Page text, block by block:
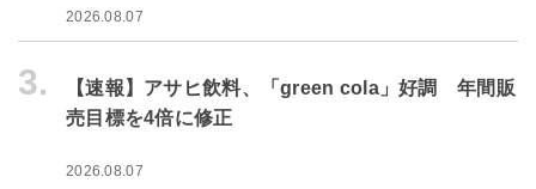
2026.08.07
3.
【速報】アサヒ飲料、「green cola」好調 年間販
売目標を4倍に修正
2026.08.07